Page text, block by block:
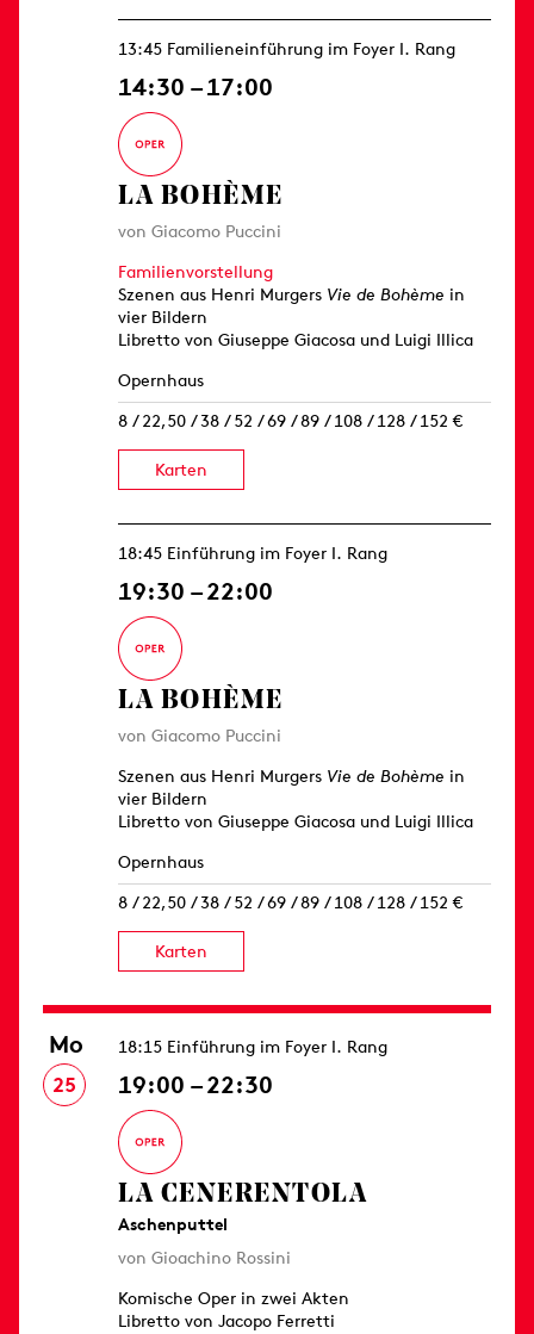
13:45 Familieneinführung im Foyer I. Rang
14:30 – 17:00
LA BOHÈME
von Giacomo Puccini
Familienvorstellung
Szenen aus Henri Murgers Vie de Bohème in
vier Bildern
Libretto von Giuseppe Giacosa und Luigi Illica
Opernhaus
8 / 22,50 / 38 / 52 / 69 / 89 / 108 / 128 / 152 €
Karten
18:45 Einführung im Foyer I. Rang
19:30 – 22:00
LA BOHÈME
von Giacomo Puccini
Szenen aus Henri Murgers Vie de Bohème in
vier Bildern
Libretto von Giuseppe Giacosa und Luigi Illica
Opernhaus
8 / 22,50 / 38 / 52 / 69 / 89 / 108 / 128 / 152 €
Karten
Mo
25
18:15 Einführung im Foyer I. Rang
19:00 – 22:30
LA CENERENTOLA
Aschenputtel
von Gioachino Rossini
Komische Oper in zwei Akten
Libretto von Jacopo Ferretti